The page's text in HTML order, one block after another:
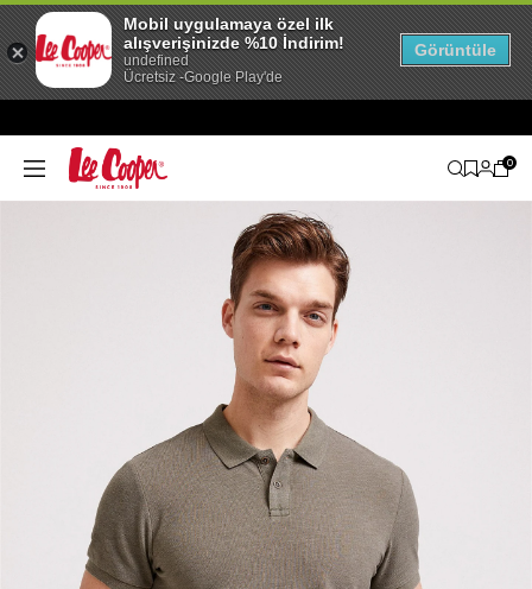
0
Mobil uygulamaya özel ilk
alışverişinizde %10 İndirim!
undefined
Ücretsiz -Google Play'de
Görüntüle